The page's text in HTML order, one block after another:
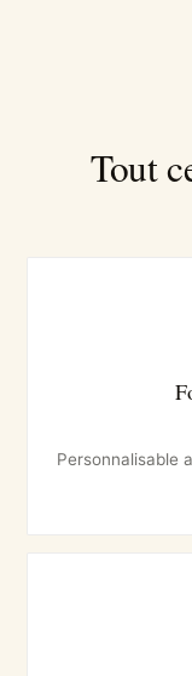
Tout
Personnalisable